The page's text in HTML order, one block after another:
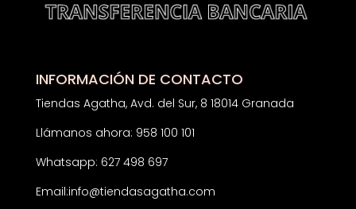
INFORMACIÓN DE CONTACTO
Tiendas Agatha, Avd. del Sur, 8 18014 Granada
Llámanos ahora: 958 100 101
Whatsapp: 627 498 697
Email:info@tiendasagatha.com